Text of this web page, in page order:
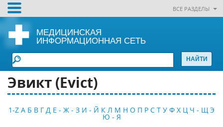
ВСЕ РАЗДЕЛЫ
МЕДИЦИНСКАЯ
ИНФОРМАЦИОННАЯ СЕТЬ
Эвикт (Evict)
1-Z А Б В Г Д Е - Ж - З И - Й К Л М Н О П Р С Т У Ф Х Ц Ч - Щ Э
Ю - Я